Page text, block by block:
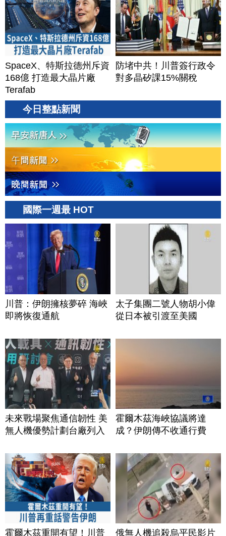
SpaceX、特斯拉德州斥資
168億 打造最大晶片廠
Terafab
防堵中共！川普簽行政令
對多晶矽課15%關稅
今日整點新聞
國際一週最 HOT
川普：伊朗擁核夢碎 海峽
即將恢復通航
太子集團二號人物胡小偉
從日本被引渡至美國
未來戰場聚焦通信韌性 美
無人機優勢計劃台廠列入
霍爾木茲海峽協議將達
成？伊朗傳不收通行費
霍爾木茲重開有望！川普
俄無人機追殺烏平民影片